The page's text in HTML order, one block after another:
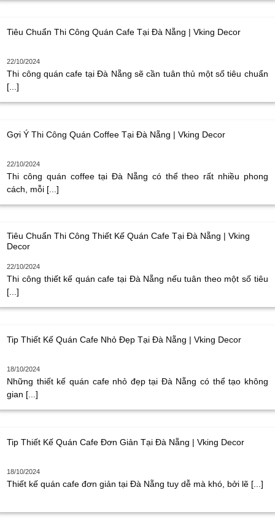
Tiêu Chuẩn Thi Công Quán Cafe Tại Đà Nẵng | Vking Decor
22/10/2024
Thi công quán cafe tại Đà Nẵng sẽ cần tuân thủ một số tiêu chuẩn
[...]
Gợi Ý Thi Công Quán Coffee Tại Đà Nẵng | Vking Decor
22/10/2024
Thi công quán coffee tại Đà Nẵng có thể theo rất nhiều phong
cách, mỗi [...]
Tiêu Chuẩn Thi Công Thiết Kế Quán Cafe Tại Đà Nẵng | Vking
Decor
22/10/2024
Thi công thiết kế quán cafe tại Đà Nẵng nếu tuân theo một số tiêu
[...]
Tip Thiết Kế Quán Cafe Nhỏ Đẹp Tại Đà Nẵng | Vking Decor
18/10/2024
Những thiết kế quán cafe nhỏ đẹp tại Đà Nẵng có thể tạo không
gian [...]
Tip Thiết Kế Quán Cafe Đơn Giản Tại Đà Nẵng | Vking Decor
18/10/2024
Thiết kế quán cafe đơn giản tại Đà Nẵng tuy dễ mà khó, bởi lẽ [...]